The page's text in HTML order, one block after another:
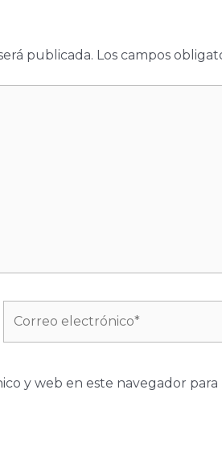
publicada. Los campos
electrónico*
y web en este navegador